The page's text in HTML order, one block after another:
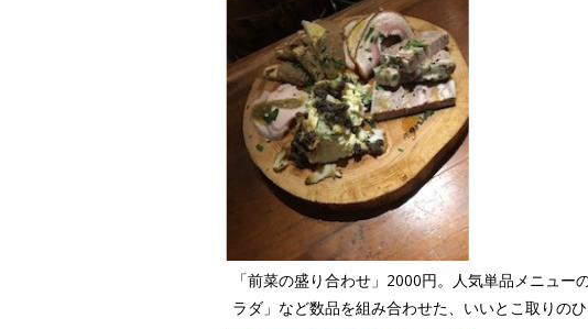
「前菜の盛り合わせ」2000円。人気単品メニュ
ラダ」など数品を組み合わせた、いいとこ取りの